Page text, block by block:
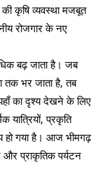
कृषि व्यवस्था मजबूत
रोजगार के नए
बढ़ जाता है। जब
तक भर जाता है, तब
का दृश्य देखने के लिए
यात्रियों, प्रकृति
हो गया है। आज भीमगढ़
प्राकृतिक पर्यटन